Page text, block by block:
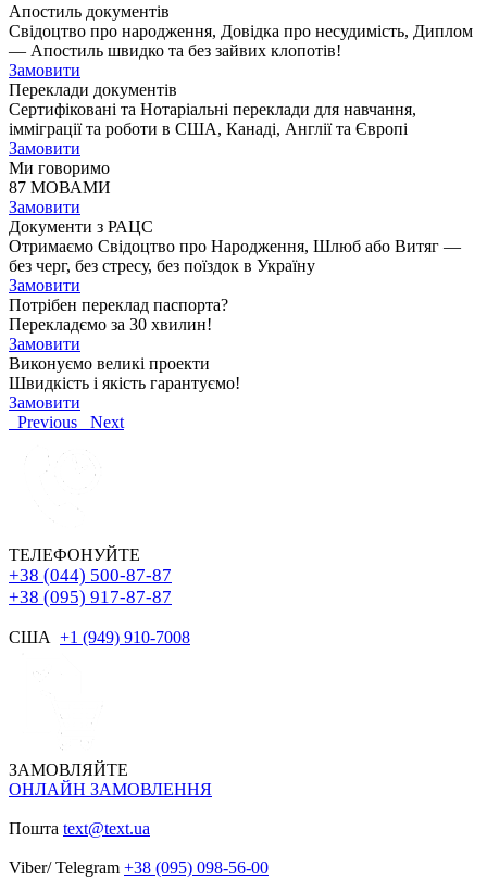
Апостиль документів
Свідоцтво про народження, Довідка про несудимість, Диплом
— Апостиль швидко та без зайвих клопотів!
Замовити
Переклади документів
Сертифіковані та Нотаріальні переклади для навчання,
імміграції та роботи в США, Канаді, Англії та Європі
Замовити
Ми говоримо
87 МОВАМИ
Замовити
Документи з РАЦС
Отримаємо Свідоцтво про Народження, Шлюб або Витяг —
без черг, без стресу, без поїздок в Україну
Замовити
Потрібен переклад паспорта?
Перекладємо за 30 хвилин!
Замовити
Виконуємо великі проекти
Швидкість і якість гарантуємо!
Замовити
Previous
Next
ТЕЛЕФОНУЙТЕ
+38 (044) 500-87-87
+38 (095) 917-87-87
США +1 (949) 910-7008
ЗАМОВЛЯЙТЕ
ОНЛАЙН ЗАМОВЛЕННЯ
Пошта text@text.ua
Viber/ Telegram +38 (095) 098-56-00